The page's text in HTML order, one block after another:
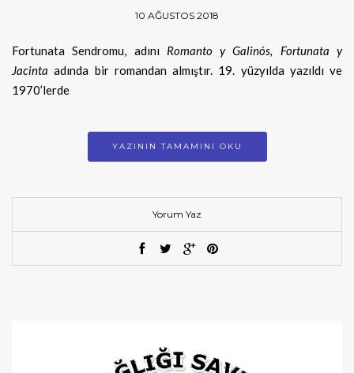
10 AĞUSTOS 2018
Fortunata Sendromu, adını Romanto y Galinós, Fortunata y
Jacinta adında bir romandan almıştır. 19. yüzyılda yazıldı ve
1970’lerde
YAZININ TAMAMINI OKU
Yorum Yaz